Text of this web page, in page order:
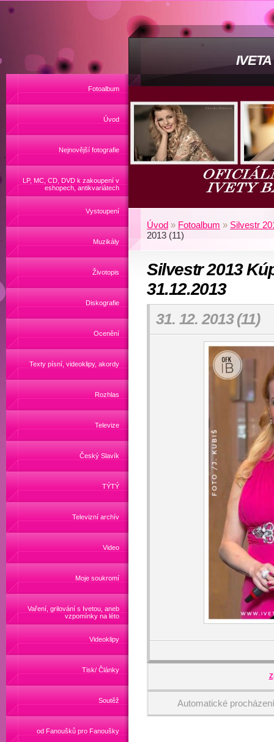
Fotoalbum
Úvod
Nejnovější fotografie
LP, MC, CD, DVD k zakoupení v
eshopech, antikvariátech
Vystoupení
Muzikály
Životopis
Diskografie
Ocenění
Texty písní, videoklipy, akordy
Rozhlas
Televize
Český Slavík
TÝTÝ
Televizní archív
Video
Moje soukromí
Vaření, grilování s Ivetou, aneb
vzpomínky na léto
Videoklipy
Tisk/ Články
Soutěž
od Fanoušků pro Fanoušky
Úvod » Fotoalbum » Silvestr
2013 (11)
Silvestr 2013
31.12.2013
31. 12. 2013 (11)
Automatické